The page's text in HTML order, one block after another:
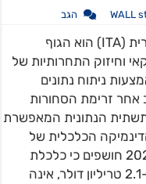
הגב
מינהל הסחר הבינלאומי של ארצות הברית (ITA) הוא הגוף
וחיזוק התחרותיות של
ניתוח נתונים
אחר זרימת הסחורות
הנתונית המאפשרת
הכלכלית של
המעצמה הגדולה בעולם. נתוני שנת 2025 חושפים כי כלכלת
הייצוא של ארצות הברית, המסתכמת ב-2.1 טריליון דולר, אינה